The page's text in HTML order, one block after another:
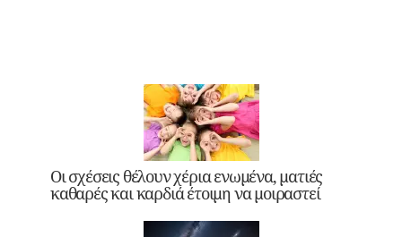
Οι σχέσεις θέλουν χέρια ενωμένα, ματιές
καθαρές και καρδιά έτοιμη να μοιραστεί